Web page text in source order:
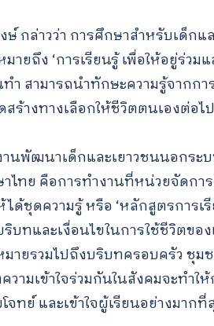
ษ์ กล่าวว่า การศึกษาสำหรับเด็ก
ยถึง ‘การเรียนรู้ เพื่อให้อยู่ร่วม
ำ สามารถนำทักษะความรู้จากก
ร้างทางเลือกให้ชีวิตตนเองต่อไป
นพัฒนาเด็กและเยาวชนนอกร
ไทย คือการทำงานที่หน่วยจัดกา
ได้ชุดความรู้ หรือ ‘หลักสูตรการ
บทและเงื่อนไขในการใช้ชีวิตข
ายรวมไปถึงบริบทครอบครัว ชุม
วามเข้าใจร่วมกันในสังคมจะท
ทย์ และเข้าใจผู้เรียนอย่างมากที่